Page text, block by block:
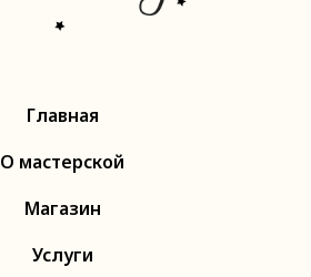
Главная
О мастерской
Магазин
Услуги